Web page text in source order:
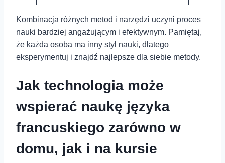
Kombinacja różnych metod i narzędzi uczyni proces
nauki bardziej angażującym i efektywnym. Pamiętaj,
że ⁤każda osoba ‍ma inny styl nauki, ⁤dlatego
eksperymentuj i znajdź najlepsze dla siebie metody.
Jak technologia⁣ może
wspierać naukę języka
francuskiego zarówno w
domu, jak i na kursie